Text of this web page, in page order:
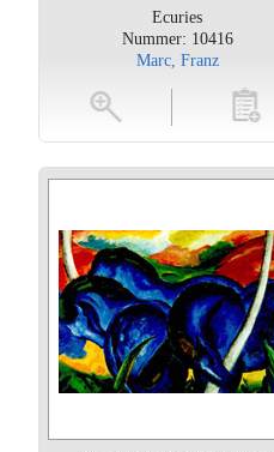
Ecuries
Nummer: 10416
Marc, Franz
toevoegen